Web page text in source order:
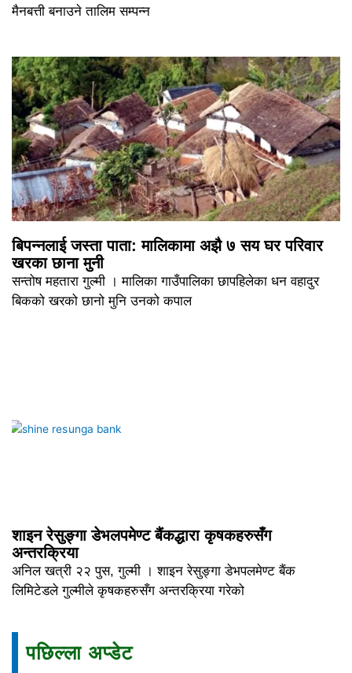
मैनबत्ती बनाउने तालिम सम्पन्न
बिपन्नलाई जस्ता पाता: मालिकामा अझै ७ सय घर परिवार
खरका छाना मुनी
सन्तोष महतारा गुल्मी । मालिका गाउँपालिका छापहिलेका धन वहादुर
बिकको खरको छानो मुनि उनको कपाल
शाइन रेसुङ्गा डेभलपमेण्ट बैंकद्धारा कृषकहरुसँग
अन्तरक्रिया
अनिल खत्री २२ पुस, गुल्मी । शाइन रेसुङ्गा डेभपलमेण्ट बैंक
लिमिटेडले गुल्मीले कृषकहरुसँग अन्तरक्रिया गरेको
पछिल्ला अप्डेट